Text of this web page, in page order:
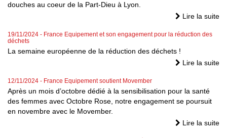
douches au coeur de la Part-Dieu à Lyon.
Lire la suite
19/11/2024 - France Equipement et son engagement pour la réduction des
déchets
La semaine européenne de la réduction des déchets !
Lire la suite
12/11/2024 - France Equipement soutient Movember
Après un mois d’octobre dédié à la sensibilisation pour la santé
des femmes avec Octobre Rose, notre engagement se poursuit
en novembre avec le Movember.
Lire la suite